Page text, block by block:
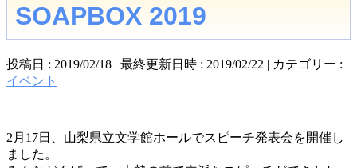
SOAPBOX 2019
投稿日 : 2019/02/18 最終更新日時 : 2019/02/22
カテゴリー :
イベント
2月17日、山梨県立文学館ホールでスピーチ発表会を開催し
ました。